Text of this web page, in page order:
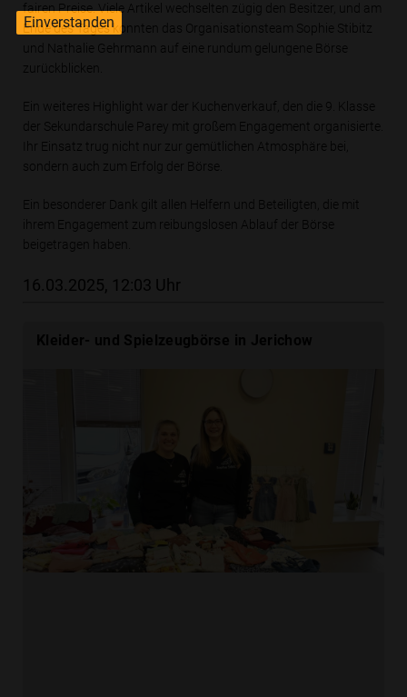
fairen Preise. Viele Artikel wechselten zügig den Besitzer, und am
Ende des Tages konnten das Organisationsteam Sophie Stibitz
und Nathalie Gehrmann auf eine rundum gelungene Börse
zurückblicken.
Ein weiteres Highlight war der Kuchenverkauf, den die 9. Klasse
der Sekundarschule Parey mit großem Engagement organisierte.
Ihr Einsatz trug nicht nur zur gemütlichen Atmosphäre bei,
sondern auch zum Erfolg der Börse.
Ein besonderer Dank gilt allen Helfern und Beteiligten, die mit
ihrem Engagement zum reibungslosen Ablauf der Börse
beigetragen haben.
16.03.2025, 12:03 Uhr
Einverstanden